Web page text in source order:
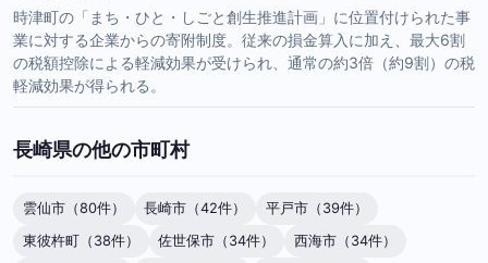
時津町の「まち・ひと・しごと創生推進計画」に位置付けられた事
業に対する企業からの寄附制度。従来の損金算入に加え、最大6割
の税額控除による軽減効果が受けられ、通常の約3倍（約9割）の税
軽減効果が得られる。
長崎県の他の市町村
雲仙市（80件） 長崎市（42件）
平戸市（39件）
東彼杵町（38件）
佐世保市（34件）
西海市（34件）